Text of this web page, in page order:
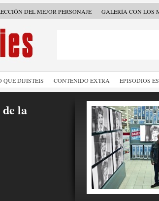
DEL MEJOR PERSONAJE GALERÍA CON LOS
QUE DIJISTEIS CONTENIDO EXTRA EPISODIOS
la